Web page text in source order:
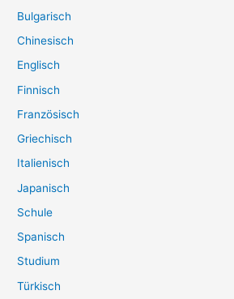
Bulgarisch
Chinesisch
Englisch
Finnisch
Französisch
Griechisch
Italienisch
Japanisch
Schule
Spanisch
Studium
Türkisch